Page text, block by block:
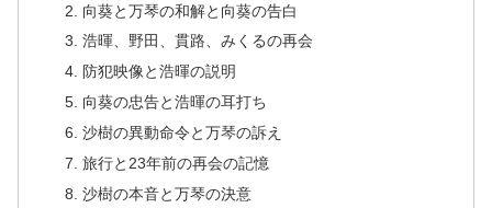
向葵と万琴の和解と向葵の告白
浩暉、野田、貫路、みくるの再会
防犯映像と浩暉の説明
向葵の忠告と浩暉の耳打ち
沙樹の異動命令と万琴の訴え
旅行と23年前の再会の記憶
沙樹の本音と万琴の決意